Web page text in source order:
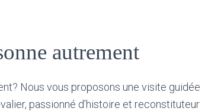
autrement
Nous vous proposons une visite guidée
passionné d’histoire et reconstituteur